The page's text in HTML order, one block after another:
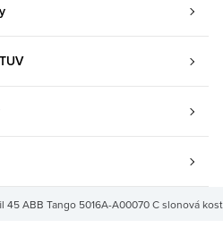
ABB Tango 5016A-A00070 C slonová kost